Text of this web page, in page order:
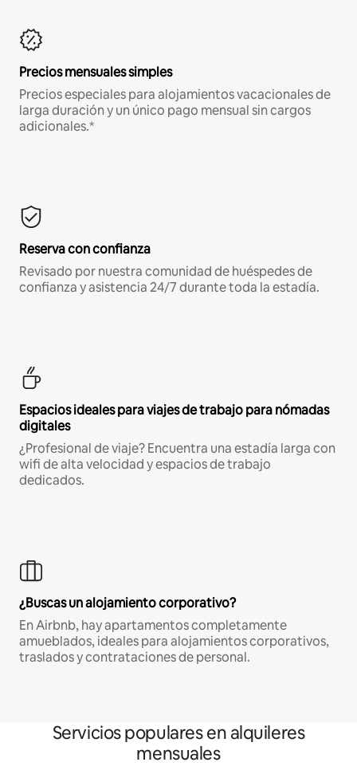
Precios mensuales simples
Precios especiales para alojamientos vacacionales de
larga duración y un único pago mensual sin cargos
adicionales.*
Reserva con confianza
Revisado por nuestra comunidad de huéspedes de
confianza y asistencia 24/7 durante toda la estadía.
Espacios ideales para viajes de trabajo para nómadas
digitales
¿Profesional de viaje? Encuentra una estadía larga con
wifi de alta velocidad y espacios de trabajo
dedicados.
¿Buscas un alojamiento corporativo?
En Airbnb, hay apartamentos completamente
amueblados, ideales para alojamientos corporativos,
traslados y contrataciones de personal.
Servicios populares en alquileres
mensuales